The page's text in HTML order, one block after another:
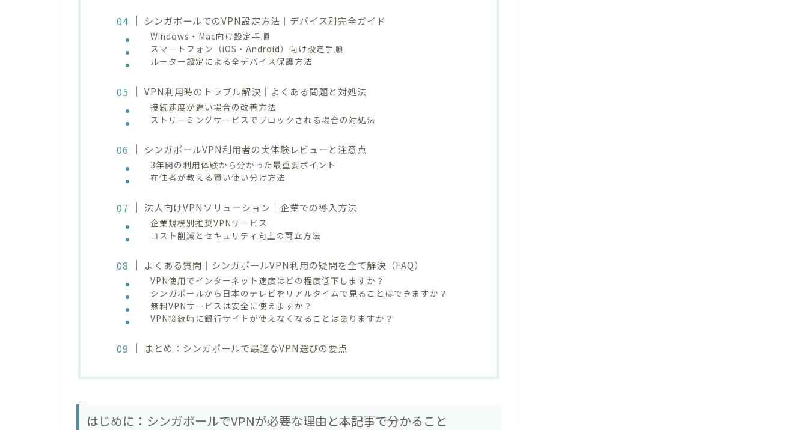
シンガポールでのVPN設定方法｜デバイス別完全ガイド
Windows・Mac向け設定手順
スマートフォン（iOS・Android）向け設定手順
ルーター設定による全デバイス保護方法
VPN利用時のトラブル解決｜よくある問題と対処法
接続速度が遅い場合の改善方法
ストリーミングサービスでブロックされる場合の対処法
シンガポールVPN利用者の実体験レビューと注意点
3年間の利用体験から分かった最重要ポイント
在住者が教える賢い使い分け方法
法人向けVPNソリューション｜企業での導入方法
企業規模別推奨VPNサービス
コスト削減とセキュリティ向上の両立方法
よくある質問｜シンガポールVPN利用の疑問を全て解決（FAQ）
VPN使用でインターネット速度はどの程度低下しますか？
シンガポールから日本のテレビをリアルタイムで見ることはできますか？
無料VPNサービスは安全に使えますか？
VPN接続時に銀行サイトが使えなくなることはありますか？
まとめ：シンガポールで最適なVPN選びの要点
はじめに：シンガポールでVPNが必要な理由と本記事で分かること